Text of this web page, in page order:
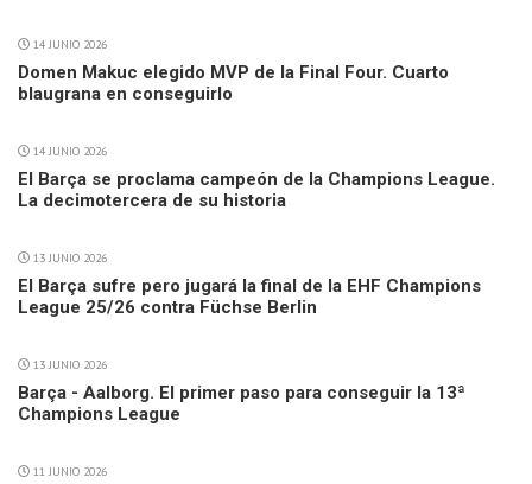
14 JUNIO 2026
Domen Makuc elegido MVP de la Final Four. Cuarto
blaugrana en conseguirlo
14 JUNIO 2026
El Barça se proclama campeón de la Champions League.
La decimotercera de su historia
13 JUNIO 2026
El Barça sufre pero jugará la final de la EHF Champions
League 25/26 contra Füchse Berlin
13 JUNIO 2026
Barça - Aalborg. El primer paso para conseguir la 13ª
Champions League
11 JUNIO 2026